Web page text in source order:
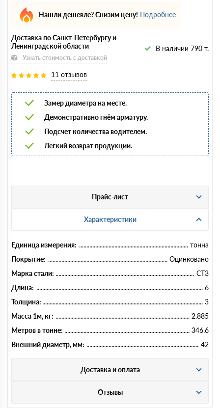
Нашли дешевле? Снизим цену! Подробнее
Доставка по Санкт-Петербургу и
Ленинградской области
Узнать стоимость с доставкой
В наличии 790 т.
11 отзывов
Замер диаметра на месте.
Демонстративно гнём арматуру.
Подсчет количества водителем.
Легкий возврат продукции.
Прайс-лист
Характеристики
Единица измерения:
тонна
Покрытие:
Оцинковано
Марка стали:
СТ3
Длина:
6
Толщина:
3
Масса 1м, кг:
2.885
Метров в тонне:
346.6
Внешний диаметр, мм:
42
Доставка и оплата
Отзывы